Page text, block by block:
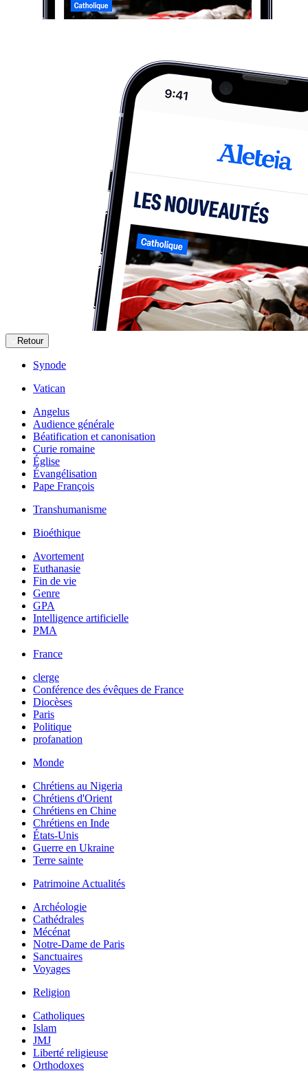
Retour
Synode
Vatican
Angelus
Audience générale
Béatification et canonisation
Curie romaine
Église
Évangélisation
Pape François
Transhumanisme
Bioéthique
Avortement
Euthanasie
Fin de vie
Genre
GPA
Intelligence artificielle
PMA
France
clerge
Conférence des évêques de France
Diocèses
Paris
Politique
profanation
Monde
Chrétiens au Nigeria
Chrétiens d'Orient
Chrétiens en Chine
Chrétiens en Inde
États-Unis
Guerre en Ukraine
Terre sainte
Patrimoine Actualités
Archéologie
Cathédrales
Mécénat
Notre-Dame de Paris
Sanctuaires
Voyages
Religion
Catholiques
Islam
JMJ
Liberté religieuse
Orthodoxes